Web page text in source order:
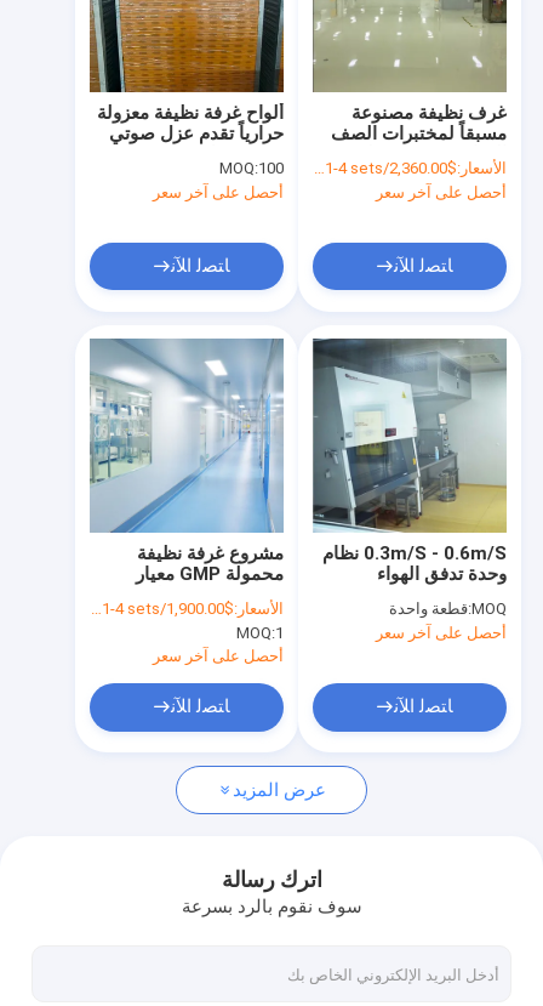
المنتجات
فيديوهات
برنامج VR
عنّا
جولة في المصنع
مراقبة الجودة
اتصل بنا
لوحات الغرف النظيفة
لوحة شطيرة
ألواح غرفة نظيفة معزولة
حرارياً تقدم عزل صوتي
للمرافق الطبية ومختبرات
البحث
MOQ:100
أحصل على آخر سعر
ﺎﺘﺼﻟ ﺍﻶﻧ
غرف نظيفة مصنوعة
مسبقاً لمختبرات الصف
ساندوتش
الأسعار:$2,360.00/sets 1-4 sets
أحصل على آخر سعر
ﺎﺘﺼﻟ ﺍﻶﻧ
مشروع غرفة نظيفة
محمولة GMP معيار
تخصيص غرفة نظيفة من
فئة ISO
الأسعار:$1,900.00/sets 1-4 sets
MOQ:1
أحصل على آخر سعر
ﺎﺘﺼﻟ ﺍﻶﻧ
0.3m/S - 0.6m/S نظام
وحدة تدفق الهواء
MOQ: قطعة واحدة
أحصل على آخر سعر
ﺎﺘﺼﻟ ﺍﻶﻧ
عرض المزيد
اترك رسالة
سوف نقوم بالرد بسرعة